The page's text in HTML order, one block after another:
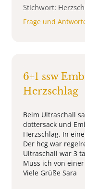
Stichwort:
Frage und
6+1 ssw
Herzschlag
Beim Ultraschall
dottersack und
Herzschlag. In
Der hcg war
Ultraschall war 3
Muss ich von einer
Viele Grüße Sara